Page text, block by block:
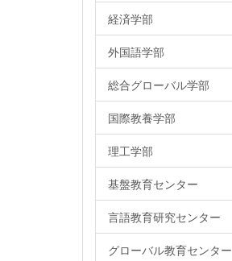
経済学部
外国語学部
総合グローバル学部
国際教養学部
理工学部
基盤教育センター
言語教育研究センター
グローバル教育センター